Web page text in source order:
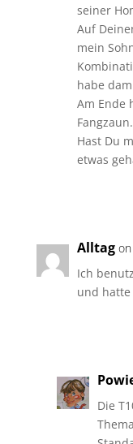
seiner
Auf
mein
habe
Am Ende
Fangzaun.
Hast Du
etwas
Alltag
Ich
und hatte
Die